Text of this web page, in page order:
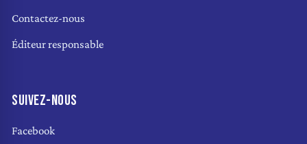
Contactez-nous
Éditeur responsable
SUIVEZ-NOUS
Facebook